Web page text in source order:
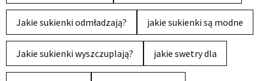
Jakie sukienki odmładzają? jakie sukienki są modne
Jakie sukienki wyszczuplają? jakie swetry dla